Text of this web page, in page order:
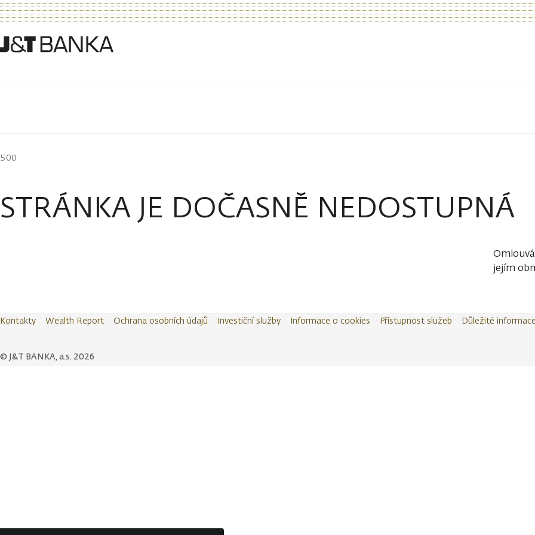
500
STRÁNKA JE DOČASNĚ NEDOSTUPNÁ
jejím
© J&T BANKA, a.s. 2026
Kontakty Wealth Report Ochrana osobních údajů Investiční služby Informace o cookies Přístupnost služeb Důležité informace